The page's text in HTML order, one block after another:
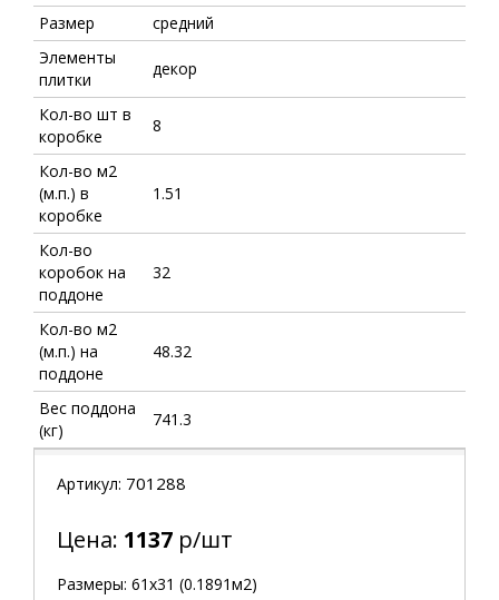
Размер
средний
Элементы
плитки
декор
Кол-во шт в
коробке
8
Кол-во м2
(м.п.) в
коробке
1.51
Кол-во
коробок на
поддоне
32
Кол-во м2
(м.п.) на
поддоне
48.32
Вес поддона
(кг)
741.3
Артикул: 701288
Цена: 1137 р/шт
Размеры: 61х31 (0.1891м2)